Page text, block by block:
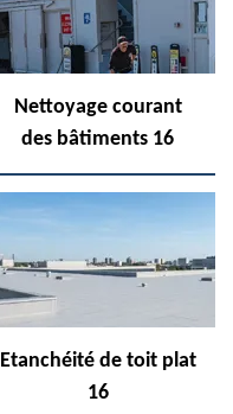
Nettoyage courant
des bâtiments 16
Etanchéité de toit plat
16